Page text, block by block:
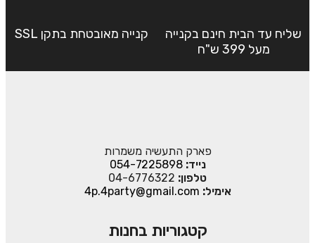
שליח עד הבית חינם בקנייה
מעל 399 ש"ח
קנייה מאובטחת בתקן SSL
פארק התעשיה משמרות
נייד:054-7225898
טלפון: 04-6776322
אימיל: 4p.4party@gmail.com
קטגוריות בחנות